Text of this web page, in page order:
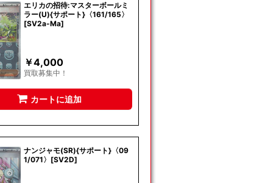
エリカの招待:マスターボールミ
ラー(U){サポート}〈161/165〉
[SV2a-Ma]
￥4,000
買取募集中！
カートに追加
ナンジャモ(SR){サポート}〈09
1/071〉[SV2D]